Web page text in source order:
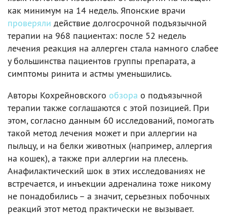
как минимум на 14 недель. Японские врачи
проверяли действие долгосрочной подъязычной
терапии на 968 пациентах: после 52 недель
лечения реакция на аллерген стала намного слабее
у большинства пациентов группы препарата, а
симптомы ринита и астмы уменьшились.
Авторы Кохрейновского обзора о подъязычной
терапии также соглашаются с этой позицией. При
этом, согласно данным 60 исследований, помогать
такой метод лечения может и при аллергии на
пыльцу, и на белки животных (например, аллергия
на кошек), а также при аллергии на плесень.
Анафилактический шок в этих исследованиях не
встречается, и инъекции адреналина тоже никому
не понадобились – а значит, серьезных побочных
реакций этот метод практически не вызывает.